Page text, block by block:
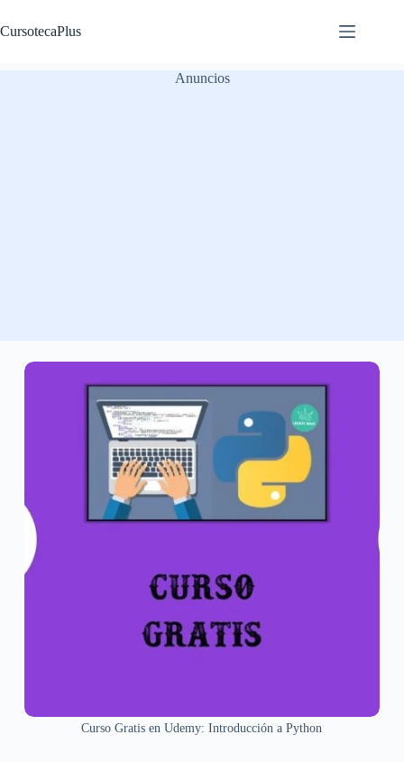
al
contenido
CursotecaPlus
Anuncios
Curso Gratis en Udemy: Introducción a Python